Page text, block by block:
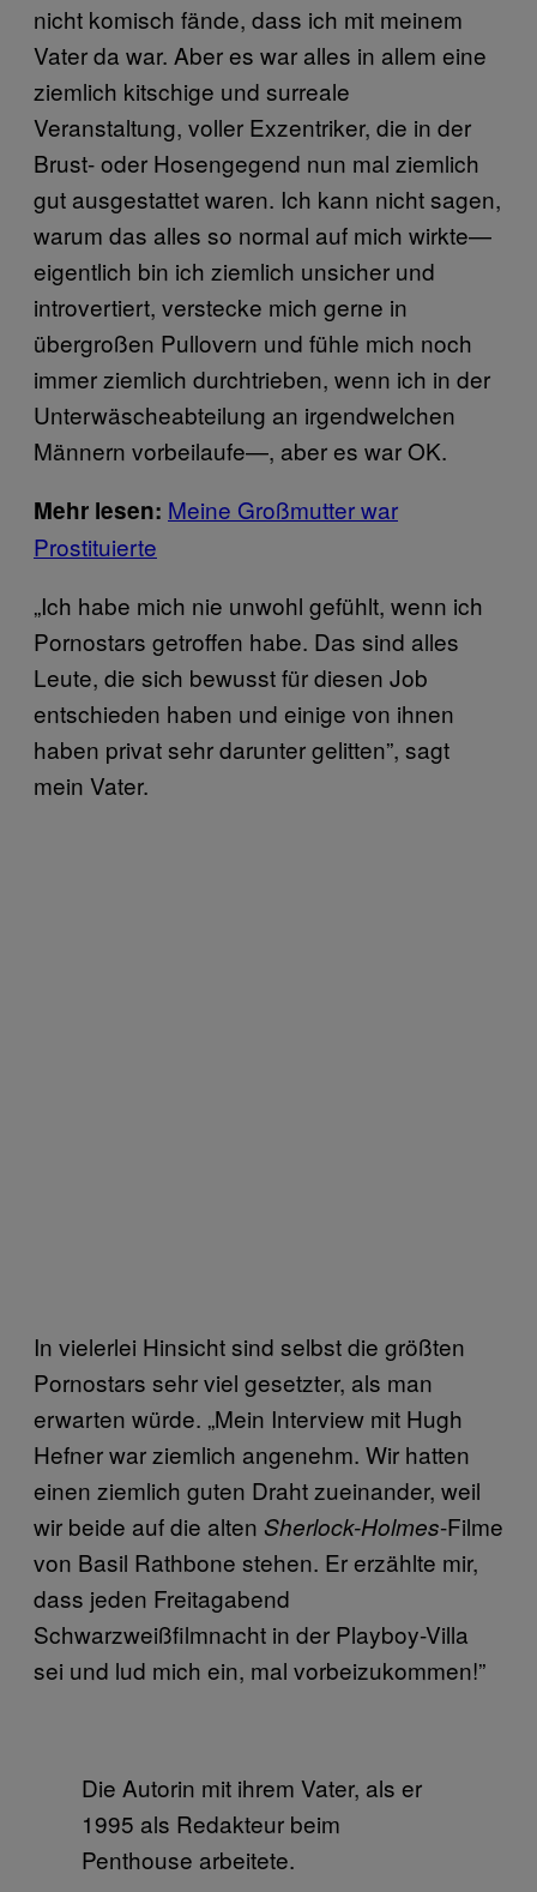
nicht komisch fände, dass ich mit meinem
Vater da war. Aber es war alles in allem eine
ziemlich kitschige und surreale
Veranstaltung, voller Exzentriker, die in der
Brust- oder Hosengegend nun mal ziemlich
gut ausgestattet waren. Ich kann nicht sagen,
warum das alles so normal auf mich wirkte—
eigentlich bin ich ziemlich unsicher und
introvertiert, verstecke mich gerne in
übergroßen Pullovern und fühle mich noch
immer ziemlich durchtrieben, wenn ich in der
Unterwäscheabteilung an irgendwelchen
Männern vorbeilaufe—, aber es war OK.
Mehr lesen: Meine Großmutter war
Prostituierte
„Ich habe mich nie unwohl gefühlt, wenn ich
Pornostars getroffen habe. Das sind alles
Leute, die sich bewusst für diesen Job
entschieden haben und einige von ihnen
haben privat sehr darunter gelitten”, sagt
mein Vater.
In vielerlei Hinsicht sind selbst die größten
Pornostars sehr viel gesetzter, als man
erwarten würde. „Mein Interview mit Hugh
Hefner war ziemlich angenehm. Wir hatten
einen ziemlich guten Draht zueinander, weil
wir beide auf die alten Sherlock-Holmes-Filme
von Basil Rathbone stehen. Er erzählte mir,
dass jeden Freitagabend
Schwarzweißfilmnacht in der Playboy-Villa
sei und lud mich ein, mal vorbeizukommen!”
Die Autorin mit ihrem Vater, als er
1995 als Redakteur beim
Penthouse arbeitete.